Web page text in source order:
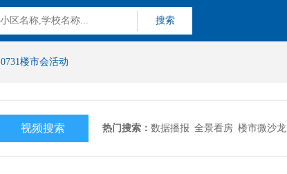
搜索
0731楼市会活动
热门搜索： 数据播报 全景看房 楼市微沙龙